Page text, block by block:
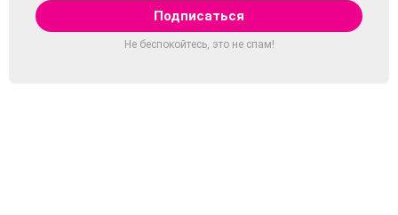
Не беспокойтесь, это не спам!